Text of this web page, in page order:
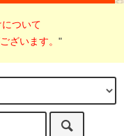
ついて
ざいます。"